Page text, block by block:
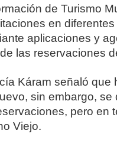
de Turismo
en
aplicaciones y
las reservaciones
Káram señaló
sin embargo,
pero en
Viejo.